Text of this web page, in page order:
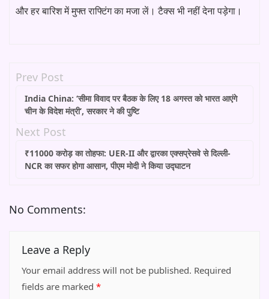
और हर बारिश में मुफ्त राफ्टिंग का मजा लें। टैक्स भी नहीं देना पड़ेगा।
Prev Post
India China: ‘सीमा विवाद पर बैठक के लिए 18 अगस्त को भारत आएंगे
चीन के विदेश मंत्री’, सरकार ने की पुष्टि
Next Post
₹11000 करोड़ का तोहफा: UER-II और द्वारका एक्सप्रेसवे से दिल्ली-
NCR का सफर होगा आसान, पीएम मोदी ने किया उद्घाटन
No Comments:
Leave a Reply
Your email address will not be published. Required
fields are marked *